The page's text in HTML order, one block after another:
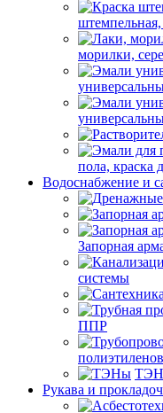
штемпельная,
морилки,
пола, краска
Водоснабжение и
Запорная
системы
ППР
Рукава и